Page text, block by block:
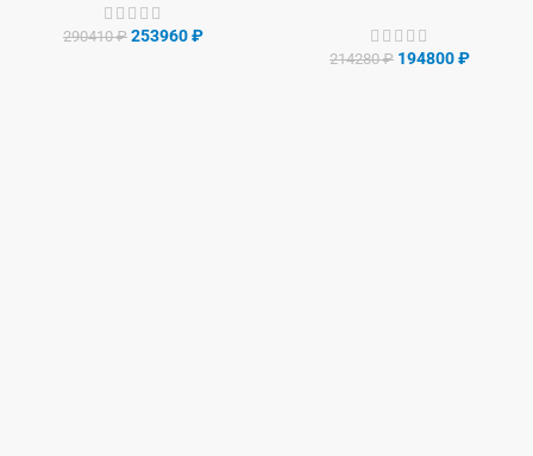
290410₽ 253960₽
214280₽ 194800₽